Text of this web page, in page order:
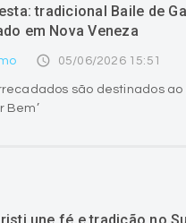
tradicional Baile de
em Nova Veneza
access_time 05/06/2026 15:51
são destinados ao
Bem’
une fé e tradição no